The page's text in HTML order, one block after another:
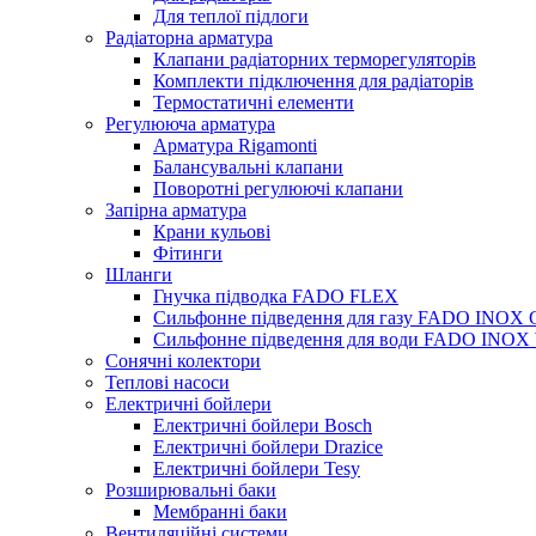
Для теплої підлоги
Радіаторна арматура
Клапани радіаторних терморегуляторів
Комплекти підключення для радіаторів
Термостатичні елементи
Регулююча арматура
Арматура Rigamonti
Балансувальні клапани
Поворотні регулюючі клапани
Запірна арматура
Крани кульові
Фітинги
Шланги
Гнучка підводка FADO FLEX
Сильфонне підведення для газу FADO INOX
Сильфонне підведення для води FADO INOX
Сонячні колектори
Теплові насоси
Електричні бойлери
Електричні бойлери Bosch
Електричні бойлери Drazice
Електричні бойлери Tesy
Розширювальні баки
Мембранні баки